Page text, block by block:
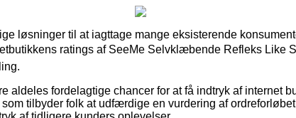
løsninger til at iagttage mange eksisterende
ratings af SeeMe Selvklæbende Refleks Like
aldeles fordelagtige chancer for at få indtryk af internet
tilbyder folk at udfærdige en vurdering af